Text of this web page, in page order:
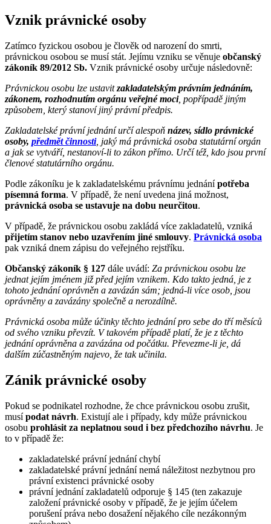
Vznik právnické osoby
Zatímco fyzickou osobou je člověk od narození do smrti,
právnickou osobou se musí stát. Jejímu vzniku se věnuje občanský
zákoník 89/2012 Sb. Vznik právnické osoby určuje následovně:
Právnickou osobu lze ustavitzakladatelským právním jednáním,
zákonem, rozhodnutím orgánu veřejné moci, popřípadě jiným
způsobem, který stanoví jiný právní předpis.
Zakladatelské právní jednání určí alespoň název, sídlo právnické
osoby, předmět činnosti, jaký má právnická osoba statutární orgán
a jak se vytváří, nestanoví-li to zákon přímo. Určí též, kdo jsou první
členové statutárního orgánu.
Podle zákoníku je k zakladatelskému právnímu jednánípotřeba
písemná forma. V případě, že není uvedena jiná možnost,
právnická osoba se ustavuje na dobu neurčitou.
V případě, že právnickou osobu zakládá více zakladatelů, vzniká
přijetím stanov nebo uzavřením jiné smlouvy. Právnická osoba
pak vzniká dnem zápisu do veřejného rejstříku.
Občanský zákoník § 127 dále uvádí: Za právnickou osobu lze
jednat jejím jménem již před jejím vznikem. Kdo takto jedná, je z
tohoto jednání oprávněn a zavázán sám; jedná-li více osob, jsou
oprávněny a zavázány společně a nerozdílně.
Právnická osoba může účinky těchto jednání pro sebe do tří měsíců
od svého vzniku převzít. V takovém případě platí, že je z těchto
jednání oprávněna a zavázána od počátku. Převezme-li je, dá
dalším zúčastněným najevo, že tak učinila.
Zánik právnické osoby
Pokud se podnikatel rozhodne, že chce právnickou osobu zrušit,
musípodat návrh. Existují ale i případy, kdy může právnickou
osobu prohlásit za neplatnou soud i bez předchozího návrhu. Je
to v případě že:
zakladatelské právní jednání chybí
zakladatelské právní jednání nemá náležitost nezbytnou pro
právní existenci právnické osoby
právní jednání zakladatelů odporuje § 145 (ten zakazuje
založení právnické osoby v případě, že je jejím účelem
porušení práva nebo dosažení nějakého cíle nezákonným